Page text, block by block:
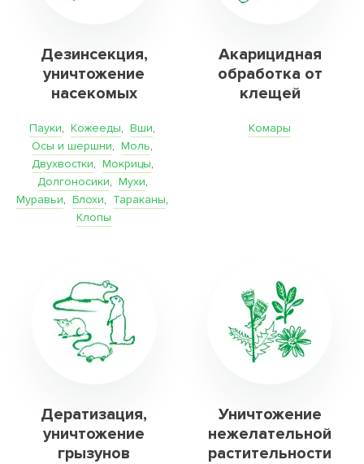
Дезинсекция,
уничтожение
насекомых
Пауки, Кожееды, Вши,
Осы и шершни, Моль,
Двухвостки, Мокрицы,
Долгоносики, Мухи,
Муравьи, Блохи, Тараканы,
Клопы
Акарицидная
обработка от
клещей
Комары
Дератизация,
уничтожение
грызунов
Уничтожение
нежелательной
растительности